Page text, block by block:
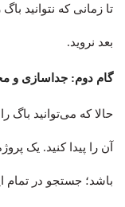
تا زمانی که نتوانید
بعد نروید.
گام دوم: جداسازی و
حالا که می‌توانید باگ
آن را پیدا کنید. یک
باشد؛ جستجو در تمام